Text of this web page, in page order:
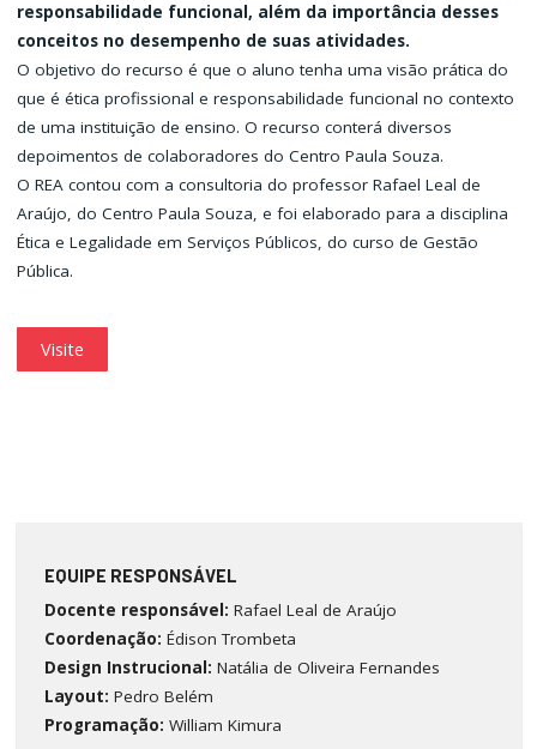
responsabilidade funcional, além da importância desses
conceitos no desempenho de suas atividades.
O objetivo do recurso é que o aluno tenha uma visão prática do
que é ética profissional e responsabilidade funcional no contexto
de uma instituição de ensino. O recurso conterá diversos
depoimentos de colaboradores do Centro Paula Souza.
O REA contou com a consultoria do professor Rafael Leal de
Araújo, do Centro Paula Souza, e foi elaborado para a disciplina
Ética e Legalidade em Serviços Públicos, do curso de Gestão
Pública.
Visite
EQUIPE RESPONSÁVEL
Docente responsável: Rafael Leal de Araújo
Coordenação: Édison Trombeta
Design Instrucional: Natália de Oliveira Fernandes
Layout: Pedro Belém
Programação: William Kimura